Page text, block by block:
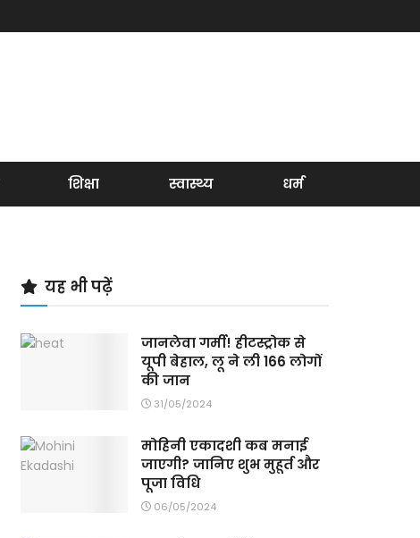
शिक्षा स्वास्थ्य धर्म
यह भी पढ़ें
जानलेवा गर्मी! हीटस्ट्रोक से
यूपी बेहाल, लू ने ली 166 लोगों
की जान
31/05/2024
मोहिनी एकादशी कब मनाई
जाएगी? जानिए शुभ मुहूर्त और
पूजा विधि
06/05/2024